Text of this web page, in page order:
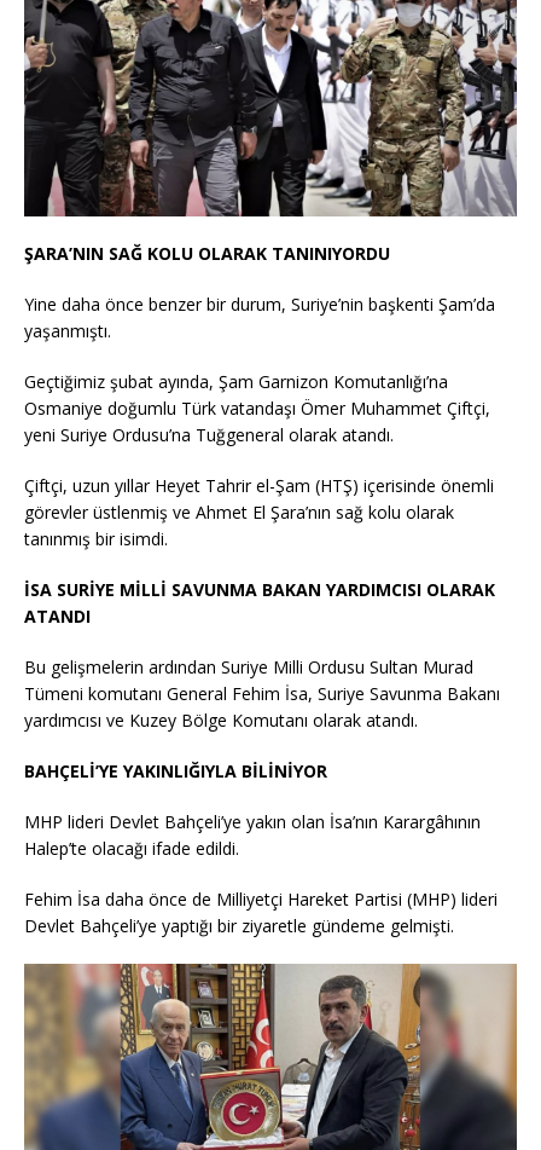
ŞARA’NIN SAĞ KOLU OLARAK TANINIYORDU
Yine daha önce benzer bir durum, Suriye’nin başkenti Şam’da
yaşanmıştı.
Geçtiğimiz şubat ayında, Şam Garnizon Komutanlığı’na
Osmaniye doğumlu Türk vatandaşı Ömer Muhammet Çiftçi,
yeni Suriye Ordusu’na Tuğgeneral olarak atandı.
Çiftçi, uzun yıllar Heyet Tahrir el-Şam (HTŞ) içerisinde önemli
görevler üstlenmiş ve Ahmet El Şara’nın sağ kolu olarak
tanınmış bir isimdi.
İSA SURİYE MİLLİ SAVUNMA BAKAN YARDIMCISI OLARAK
ATANDI
Bu gelişmelerin ardından Suriye Milli Ordusu Sultan Murad
Tümeni komutanı General Fehim İsa, Suriye Savunma Bakanı
yardımcısı ve Kuzey Bölge Komutanı olarak atandı.
BAHÇELİ’YE YAKINLIĞIYLA BİLİNİYOR
MHP lideri Devlet Bahçeli’ye yakın olan İsa’nın Karargâhının
Halep’te olacağı ifade edildi.
Fehim İsa daha önce de Milliyetçi Hareket Partisi (MHP) lideri
Devlet Bahçeli’ye yaptığı bir ziyaretle gündeme gelmişti.